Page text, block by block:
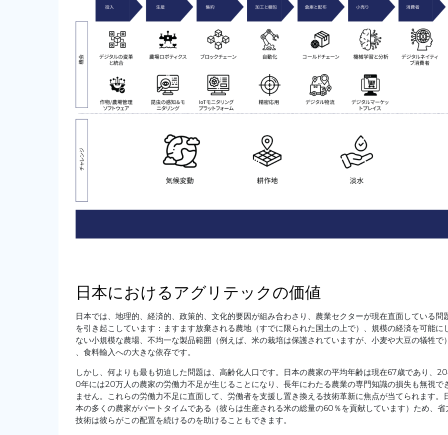
日本におけるアグリテックの価値
日本では、地理的、経済的、政策的、文化的要因が組み合わさり、農業セクターが現在直面している問
を引き起こしています：ますます放棄される農地（すでに限られた国土の上で）、規模の経済を可能に
ない小規模な農場、不均一な製品範囲（例えば、米の栽培は保護されていますが、小麦や大豆の犠牲で
、食料輸入への大きな依存です。
しかし、何よりも最も切迫した問題は、高齢化人口です。日本の農家の平均年齢は現在67歳であり、
0年には20万人の農家の労働力不足が生じることになり、長年にわたる農業の専門知識の損失も無視で
ません。これらの労働力不足に直面して、労働者を支援し置き換える技術革新に焦点が当てられます。
本の多くの農家がパートタイムである（彼らは生産される米の総量の60％を貢献しています）ため、省
技術は彼らがこの配置を続けるのを助けることもできます。